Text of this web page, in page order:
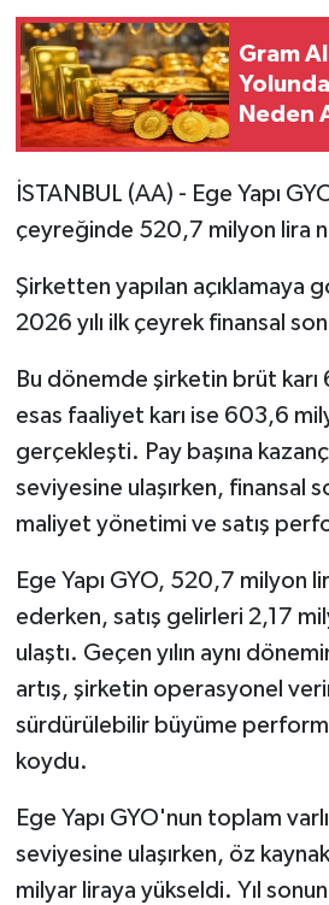
Gram
Neden
İSTANBUL (AA) - Ege Yapı
çeyreğinde 520,7 milyon lira
Şirketten yapılan açıklamaya
2026 yılı ilk çeyrek finansal
Bu dönemde şirketin brüt karı
esas faaliyet karı ise 603,6
gerçekleşti. Pay başına
seviyesine ulaşırken, finansal
maliyet yönetimi ve satış
Ege Yapı GYO, 520,7 milyon
ederken, satış gelirleri 2,17
ulaştı. Geçen yılın aynı
artış, şirketin operasyonel
sürdürülebilir büyüme
koydu.
Ege Yapı GYO'nun toplam
seviyesine ulaşırken, öz
milyar liraya yükseldi. Yıl